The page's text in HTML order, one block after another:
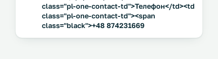
class="pl-one-contact-td">Телефон</td><td
class="pl-one-contact-td"><span
class="black">+48 874231669